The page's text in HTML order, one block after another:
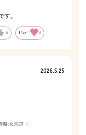
。
0 Like! 0
2026.5.25
県:北海道